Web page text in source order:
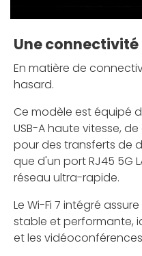
Une
En matière de
hasard.
Ce modèle est équipé
USB-A haute vitesse,
pour des transferts de
que d'un port RJ45 5G
réseau ultra-rapide.
Le Wi-Fi 7 intégré
stable et performante,
et les